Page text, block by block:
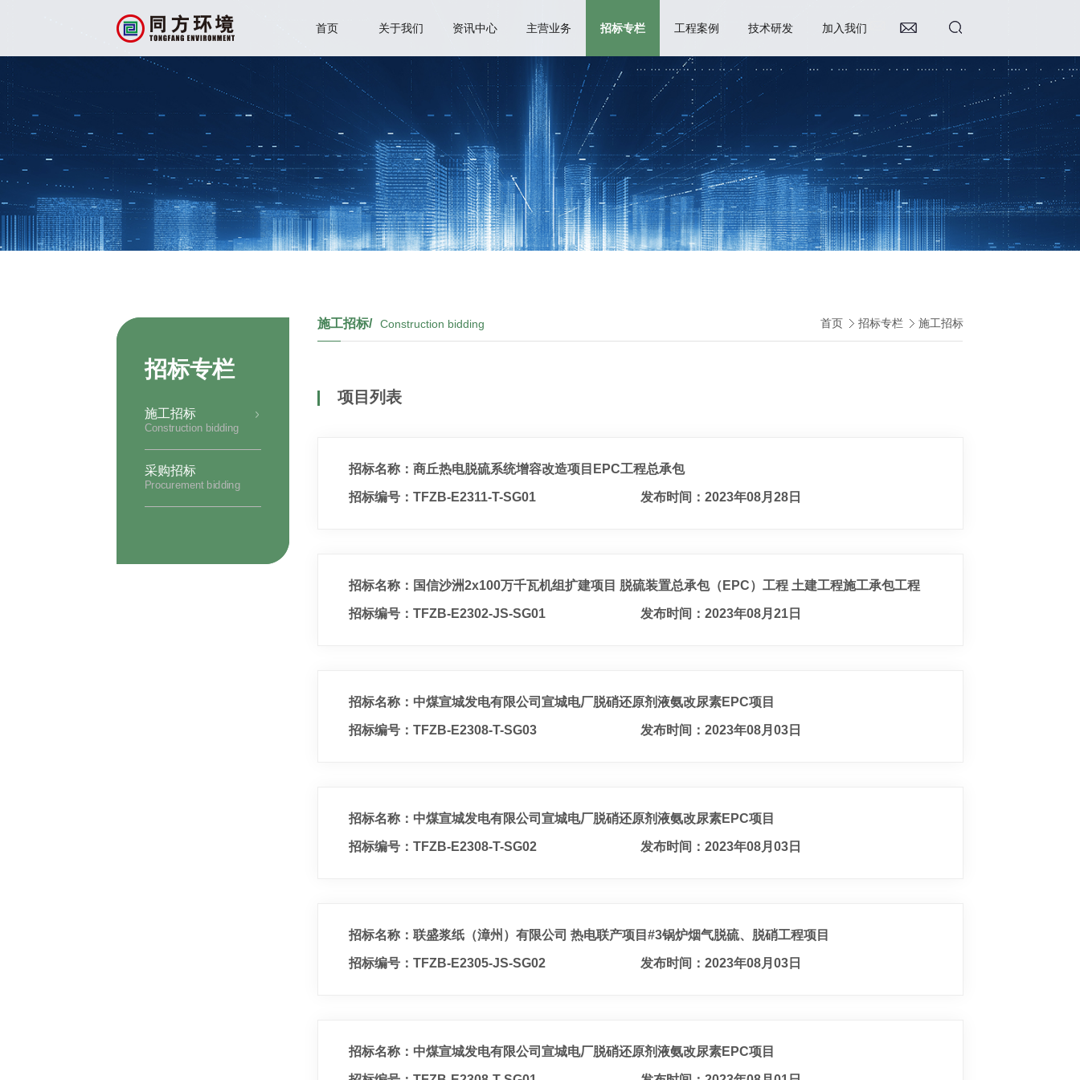
首页 关于我们 资讯中心 主营业务 招标专栏 工程案例 技术研发 加入我们
招标专栏
施工招标
Construction bidding
采购招标
Procurement bidding
施工招标/ Construction bidding 首页 招标专栏 施工招标
项目列表
招标名称：商丘热电脱硫系统增容改造项目EPC工程总承包
招标编号：TFZB-E2311-T-SG01 发布时间：2023年08月28日
招标名称：国信沙洲2x100万千瓦机组扩建项目 脱硫装置总承包（EPC）工程 土建工程施工承包工程
招标编号：TFZB-E2302-JS-SG01 发布时间：2023年08月21日
招标名称：中煤宣城发电有限公司宣城电厂脱硝还原剂液氨改尿素EPC项目
招标编号：TFZB-E2308-T-SG03 发布时间：2023年08月03日
招标名称：中煤宣城发电有限公司宣城电厂脱硝还原剂液氨改尿素EPC项目
招标编号：TFZB-E2308-T-SG02 发布时间：2023年08月03日
招标名称：联盛浆纸（漳州）有限公司 热电联产项目#3锅炉烟气脱硫、脱硝工程项目
招标编号：TFZB-E2305-JS-SG02 发布时间：2023年08月03日
招标名称：中煤宣城发电有限公司宣城电厂脱硝还原剂液氨改尿素EPC项目